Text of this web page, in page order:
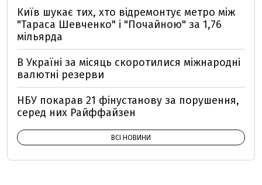
Київ шукає тих, хто відремонтує метро між
"Тараса Шевченко" і "Почайною" за 1,76
мільярда
В Україні за місяць скоротилися міжнародні
валютні резерви
НБУ покарав 21 фінустанову за порушення,
серед них Райффайзен
ВСІ НОВИНИ